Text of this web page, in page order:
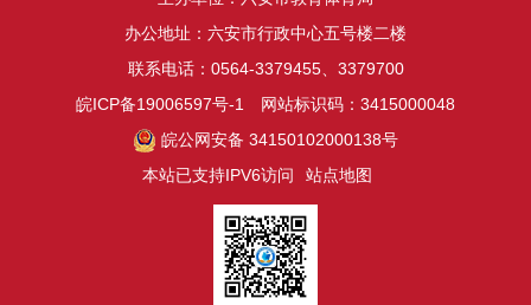
办公地址：六安市行政中心五号楼二楼
联系电话：0564-3379455、3379700
皖ICP备19006597号-1
网站标识码：3415000048
皖公网安备 34150102000138号
本站已支持IPV6访问
站点地图